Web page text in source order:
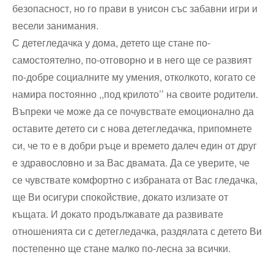
безопасност, но го прави в унисон със забавни игри и
весели занимания.
С детегледачка у дома, детето ще стане по-
самостоятелно, по-отговорно и в него ще се развият
по-добре социалните му умения, отколкото, когато се
намира постоянно ,,под крилото’’ на своите родители.
Въпреки че може да се почувствате емоционално да
оставите детето си с нова детегледачка, припомнете
си, че то е в добри ръце и времето далеч един от друг
е здравословно и за Вас двамата. Да се уверите, че
се чувствате комфортно с избраната от Вас гледачка,
ще Ви осигури спокойствие, докато излизате от
къщата. И докато продължавате да развивате
отношенията си с детегледачка, раздялата с детето Ви
постепенно ще стане малко по-лесна за всички.